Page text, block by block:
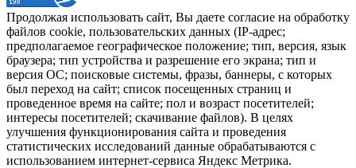
Продолжая использовать сайт, Вы даете согласие на обработку
файлов cookie, пользовательских данных (IP-адрес;
предполагаемое географическое положение; тип, версия, язык
браузера; тип устройства и разрешение его экрана; тип и
версия ОС; поисковые системы, фразы, баннеры, с которых
был переход на сайт; список посещенных страниц и
проведенное время на сайте; пол и возраст посетителей;
интересы посетителей; скачивание файлов). В целях
улучшения функционирования сайта и проведения
статистических исследований данные обрабатываются с
использованием интернет-сервиса Яндекс Метрика.